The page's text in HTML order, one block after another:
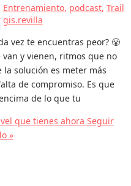
Entrenamiento, podcast, Trail
gis.revilla
vez te encuentras peor? 😤
y vienen, ritmos que no
solución es meter más
de compromiso. Es que
de lo que tu
que tienes ahora Seguir
»